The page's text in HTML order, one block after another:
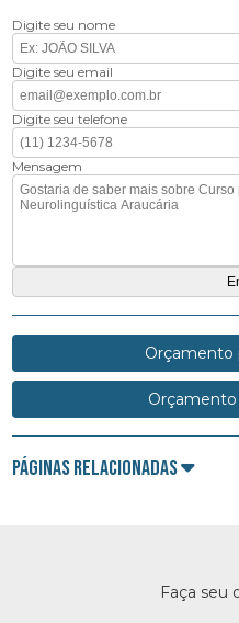
Digite seu nome
Digite seu email
Digite seu telefone
Mensagem
Orçamento
Páginas Relacionadas
Faça seu